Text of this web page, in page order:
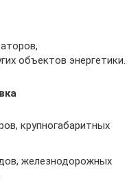
объектов энергетики.
крупногабаритных
железнодорожных